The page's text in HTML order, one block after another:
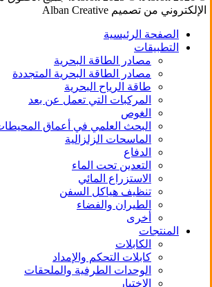
الإلكتروني من تصميم ‏‪Alban Creative‬‬‬‬‬‬‬‬‬‬‬‬‬‬‬‬‬‬‬‬‬‬‬‬‬‬‬‬‬‬‬‬‬‬‬‬‬‬‬‬‬
Close
Menu
الصفحة الرئيسية
التطبيقات
مصادر الطاقة البحرية
مصادر الطاقة البحرية المتجددة
طاقة الرياح البحرية
المركبات التي تعمل عن بعد
الغوص
البحث العلمي في أعماق
الماسحات الزلزالية
الدفاع
التعدين تحت الماء
الاستزراع المائي
تنظيف هياكل السفن
الطيران والفضاء
أخرى
المنتجات
الكابلات
كابلات التحكم والإمداد
الوحدات الطرفية والملحقات
الاختبار